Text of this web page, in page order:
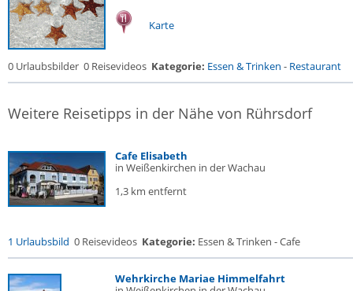
Karte
0 Urlaubsbilder 0 Reisevideos Kategorie: Essen & Trinken - Restaurant
Weitere Reisetipps in der Nähe von Rührsdorf
Cafe Elisabeth
in Weißenkirchen in der Wachau
1,3 km entfernt
1 Urlaubsbild 0 Reisevideos Kategorie: Essen & Trinken - Cafe
Wehrkirche Mariae Himmelfahrt